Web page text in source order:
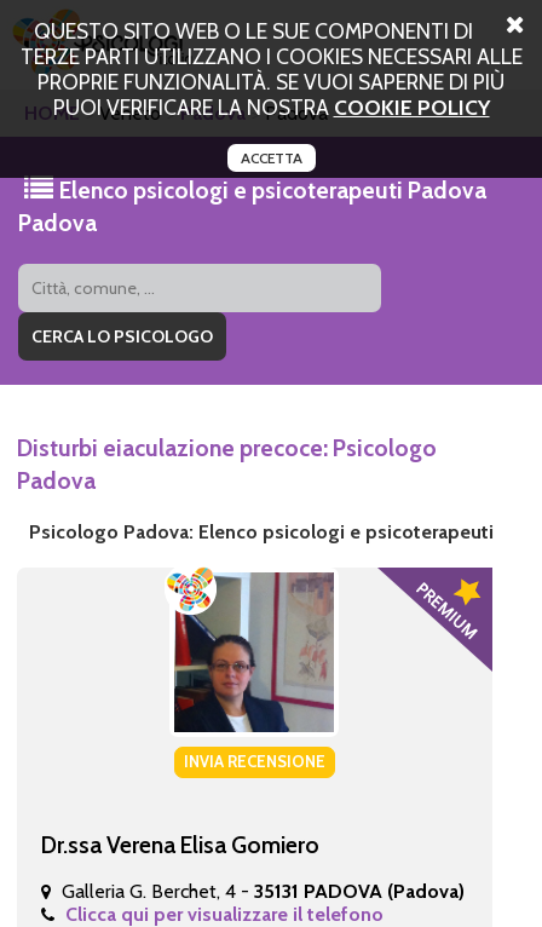
QUESTO SITO WEB O LE SUE COMPONENTI DI
TERZE PARTI UTILIZZANO I COOKIES NECESSARI ALLE
PROPRIE FUNZIONALITÀ. SE VUOI SAPERNE DI PIÙ
PUOI VERIFICARE LA NOSTRA COOKIE POLICY
ACCETTA
HOME Veneto Padova Padova
Elenco psicologi e psicoterapeuti Padova
Padova
Disturbi eiaculazione precoce: Psicologo
Padova
Psicologo Padova: Elenco psicologi e psicoterapeuti
INVIA RECENSIONE
Dr.ssa Verena Elisa Gomiero
Galleria G. Berchet, 4 - 35131 PADOVA (Padova)
Clicca qui per visualizzare il telefono